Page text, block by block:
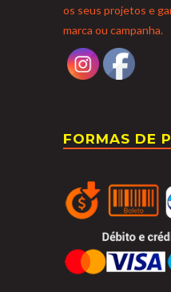
os seus projetos e
marca ou campanha.
FORMAS DE